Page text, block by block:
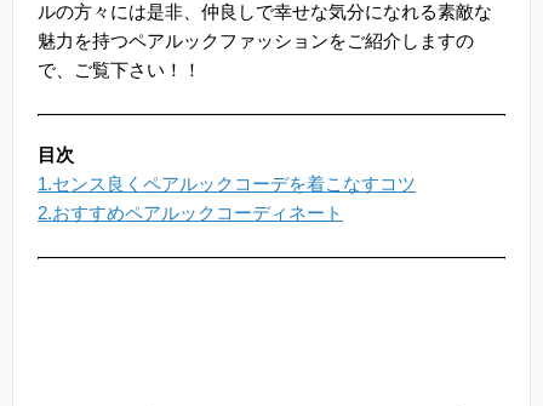
ルの方々には是非、仲良しで幸せな気分になれる素敵な
魅力を持つペアルックファッションをご紹介しますの
で、ご覧下さい！！
目次
1.センス良くペアルックコーデを着こなすコツ
2.おすすめペアルックコーディネート